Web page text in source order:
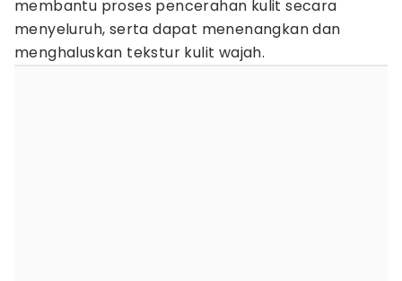
membantu proses pencerahan kulit secara
menyeluruh, serta dapat menenangkan dan
menghaluskan tekstur kulit wajah.